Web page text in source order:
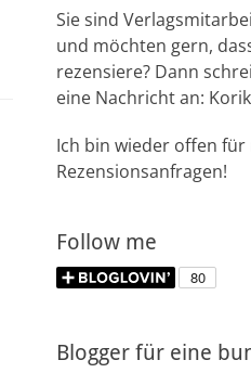
Sie sind
und möchten gern,
rezensiere? Dann
eine Nachricht an:
Ich bin wieder offen für
Rezensionsanfragen!
Follow me
Blogger für eine